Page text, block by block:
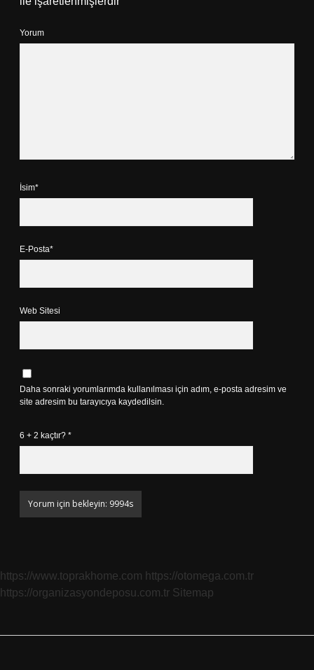
Yorum
İsim*
E-Posta*
Web Sitesi
Daha sonraki yorumlarımda kullanılması için adım, e-posta adresim ve
site adresim bu tarayıcıya kaydedilsin.
6 + 2 kaçtır? *
https://www.toprakhome.com https://otomega.com.tr
https://organizasyondeposu.com.tr Sitemap